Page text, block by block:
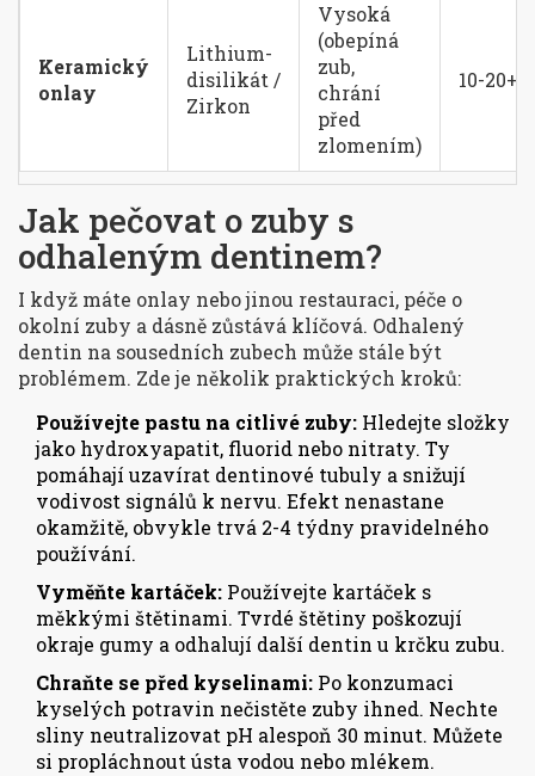
Keramický
onlay
Lithium-
disilikát /
Zirkon
Vysoká
(obepíná
zub,
chrání
před
zlomením)
10-20+
Jak pečovat o zuby s
odhaleným dentinem?
I když máte onlay nebo jinou restauraci, péče o
okolní zuby a dásně zůstává klíčová. Odhalený
dentin na sousedních zubech může stále být
problémem. Zde je několik praktických kroků:
Používejte pastu na citlivé zuby: Hledejte složky
jako hydroxyapatit, fluorid nebo nitraty. Ty
pomáhají uzavírat dentinové tubuly a snižují
vodivost signálů k nervu. Efekt nenastane
okamžitě, obvykle trvá 2-4 týdny pravidelného
používání.
Vyměňte kartáček: Používejte kartáček s
měkkými štětinami. Tvrdé štětiny poškozují
okraje gumy a odhalují další dentin u krčku zubu.
Chraňte se před kyselinami: Po konzumaci
kyselých potravin nečistěte zuby ihned. Nechte
sliny neutralizovat pH alespoň 30 minut. Můžete
si propláchnout ústa vodou nebo mlékem.